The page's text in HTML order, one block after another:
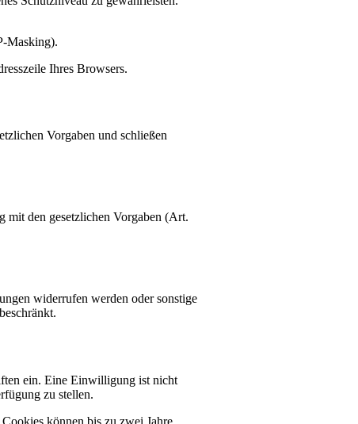
Masking).
Ihres Browsers.
Vorgaben und schließen
den gesetzlichen Vorgaben (Art.
widerrufen werden oder sonstige
ein. Eine Einwilligung ist nicht
zu stellen.
Cookies können bis zu zwei Jahre